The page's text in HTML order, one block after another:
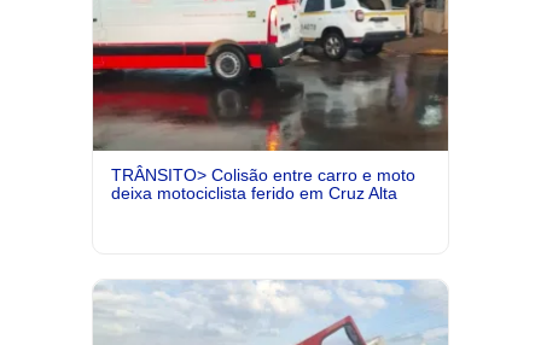
TRÂNSITO> Colisão entre carro e moto
deixa motociclista ferido em Cruz Alta